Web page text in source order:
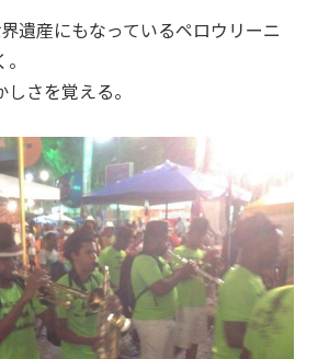
遺産にもなっているペロウリーニ
さを覚える。